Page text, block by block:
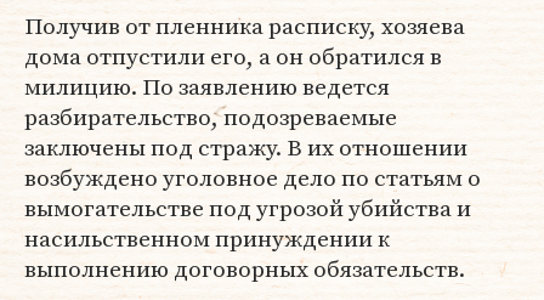
Получив от пленника расписку, хозяева
дома отпустили его, а он обратился в
милицию. По заявлению ведется
разбирательство, подозреваемые
заключены под стражу. В их отношении
возбуждено уголовное дело по статьям о
вымогательстве под угрозой убийства и
насильственном принуждении к
выполнению договорных обязательств.